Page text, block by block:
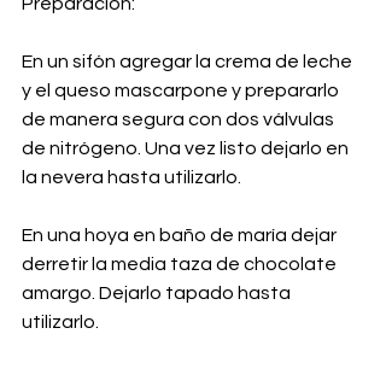
En un sifón agregar la crema de leche
y el queso mascarpone y prepararlo
de manera segura con dos válvulas
de nitrógeno. Una vez listo dejarlo en
la nevera hasta utilizarlo.
En una hoya en baño de maría dejar
derretir la media taza de chocolate
amargo. Dejarlo tapado hasta
utilizarlo.